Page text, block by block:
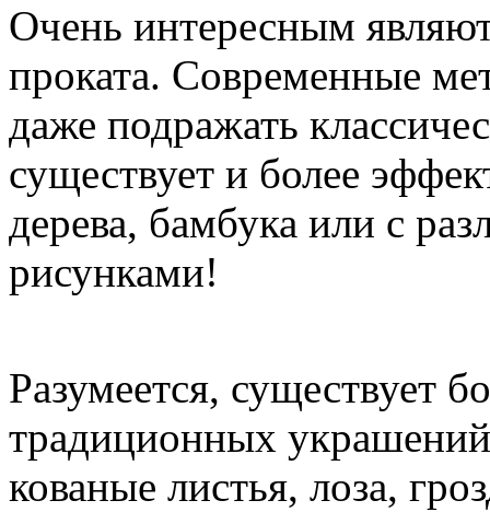
Очень интересным
проката. Современные
даже подражать
существует и более
дерева, бамбука или с
рисунками!
Разумеется, существует
традиционных
кованые листья, лоза,